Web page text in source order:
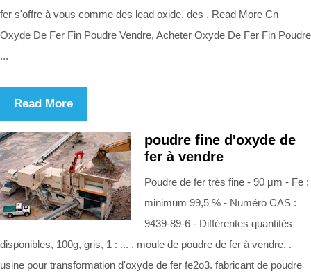
fer s'offre à vous comme des lead oxide, des . Read More Cn
Oxyde De Fer Fin Poudre Vendre, Acheter Oxyde De Fer Fin Poudre
...
Read More
poudre fine d'oxyde de
fer à vendre
Poudre de fer très fine - 90 μm - Fe :
minimum 99,5 % - Numéro CAS :
9439-89-6 - Différentes quantités
disponibles, 100g, gris, 1 : ... . moule de poudre de fer à vendre. .
usine pour transformation d'oxyde de fer fe2o3. fabricant de poudre